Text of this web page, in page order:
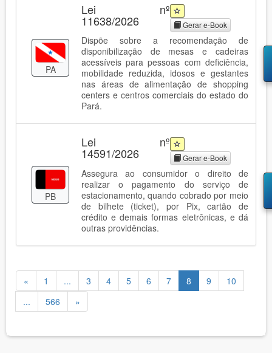
PA
Lei nº
11638/2026 Gerar e-Book
Dispõe sobre a recomendação de
disponibilização de mesas e cadeiras
acessíveis para pessoas com deficiência,
mobilidade reduzida, idosos e gestantes
nas áreas de alimentação de shopping
centers e centros comerciais do estado do
Pará.
PB
Lei nº
14591/2026 Gerar e-Book
Assegura ao consumidor o direito de
realizar o pagamento do serviço de
estacionamento, quando cobrado por meio
de bilhete (ticket), por Pix, cartão de
crédito e demais formas eletrônicas, e dá
outras providências.
« 1 ... 3 4 5 6 7 8 9
10
...
566 »